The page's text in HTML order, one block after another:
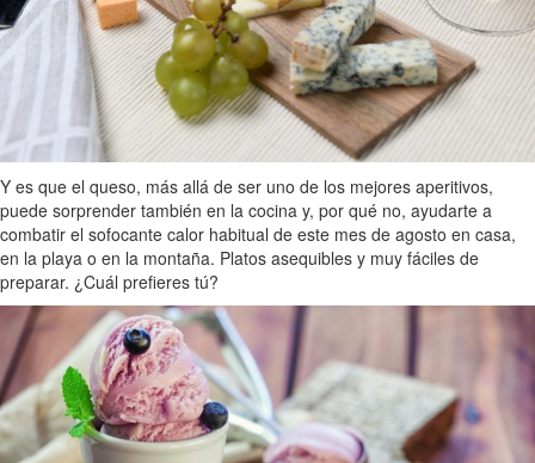
Y es que el queso, más allá de ser uno de los mejores aperitivos,
puede sorprender también en la cocina y, por qué no, ayudarte a
combatir el sofocante calor habitual de este mes de agosto en casa,
en la playa o en la montaña. Platos asequibles y muy fáciles de
preparar. ¿Cuál prefieres tú?